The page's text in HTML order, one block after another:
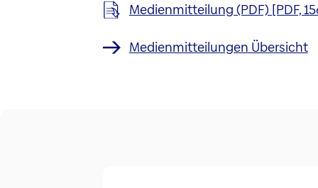
Medienmitteilung (PDF) [PDF,
Medienmitteilungen Übersicht